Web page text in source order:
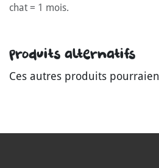
chat = 1 mois.
Produits alternatifs
Ces autres produits